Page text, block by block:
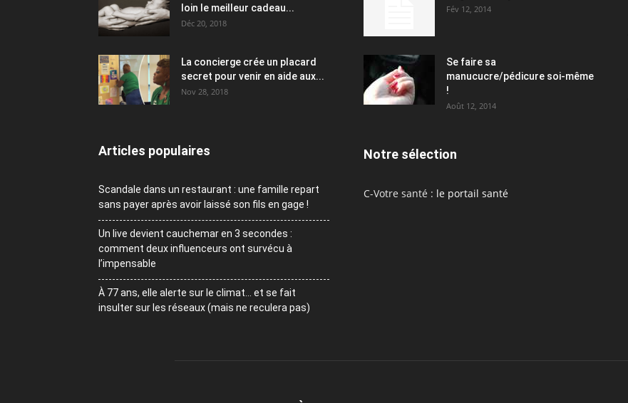
loin le meilleur cadeau...
Déc 20, 2018
La concierge crée un placard
secret pour venir en aide aux...
Nov 28, 2018
Articles populaires
Scandale dans un restaurant : une famille repart
sans payer après avoir laissé son fils en gage !
Un live devient cauchemar en 3 secondes :
comment deux influenceurs ont survécu à
l’impensable
À 77 ans, elle alerte sur le climat… et se fait
insulter sur les réseaux (mais ne reculera pas)
Fév 12, 2014
Se faire sa
manucucre/pédicure soi-même
!
Août 12, 2014
Notre sélection
C-Votre santé : le portail santé